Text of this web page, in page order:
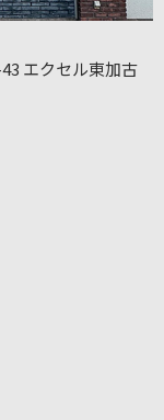
エクセル東加古